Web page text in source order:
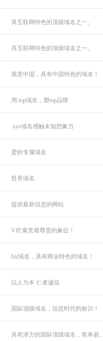
具互联网特色的顶级域名之一。
具互联网特色的顶级域名之一。
寓意中国，具有中国特色的域名！
用.top域名，塑top品牌
.xyz域名感触未知想象力
爱的专属域名
世界域名
提供最新信息的网站
VIP,寓意着尊贵的象征！
biz域名，具有商业特色的域名！
以人为本 仁者诚信
国际顶级域名，信息时代的标识！